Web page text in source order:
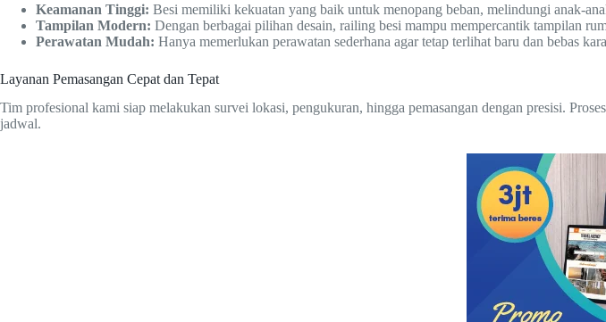
Keamanan Tinggi: Besi memiliki kekuatan yang baik untuk menopang beban, melindungi anak-
Tampilan Modern: Dengan berbagai pilihan desain, railing besi mampu mempercantik tampilan
Perawatan Mudah: Hanya memerlukan perawatan sederhana agar tetap terlihat baru dan bebas
Layanan Pemasangan Cepat dan Tepat
Tim profesional kami siap melakukan survei lokasi, pengukuran, hingga pemasangan dengan presisi.
jadwal.